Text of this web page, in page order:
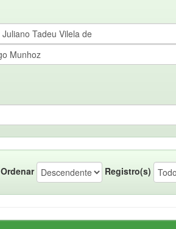
Ordenar Registro(s)